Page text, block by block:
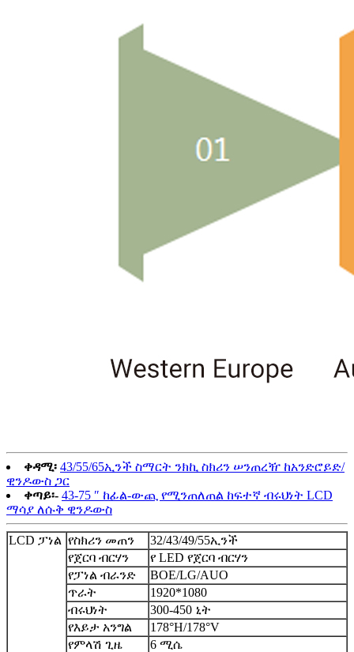
ቀዳሚ፡ 43/55/65ኢንች ስማርት ንክኪ ስክሪን ሠንጠረዥ ከአንድሮይድ/
ዊንዶውስ ጋር
ቀጣይ፡- 43-75 ″ ከፊል-ውጪ የሚንጠለጠል ከፍተኛ ብሩህነት LCD
ማሳያ ለሱቅ ዊንዶውስ
LCD ፓነል የስክሪን መጠን
32/43/49/55ኢንች
የጀርባ ብርሃን
የ LED የጀርባ ብርሃን
የፓነል ብራንድ
BOE/LG/AUO
ጥራት
1920*1080
ብሩህነት
300-450 ኒት
የእይታ አንግል
178°H/178°V
የምላሽ ጊዜ
6 ሚሴ